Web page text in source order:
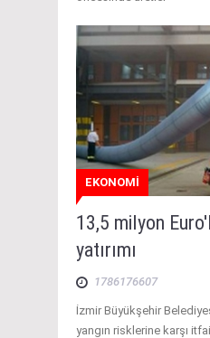
EKONOMİ
13,5 milyon
yatırımı
1786176607
İzmir Büyükşehir
yangın risklerine karşı